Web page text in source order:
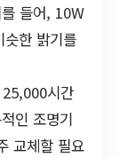
들어, 10W
한 밝기를
시간
인 조명기
교체할 필요